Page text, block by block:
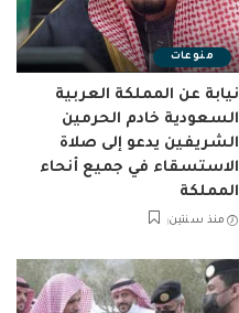
منوعات
نيابة عن المملكة العربية
السعودية خادم الحرمين
الشريفين يدعو إلى صلاة
الاستسقاء في جميع أنحاء
المملكة
منذ سنتين